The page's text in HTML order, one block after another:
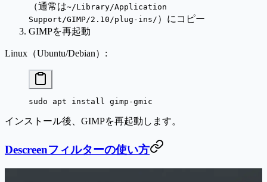
（通常は~/Library/Application
Support/GIMP/2.10/plug-ins/ ）にコピー
GIMPを再起動
Linux（Ubuntu/Debian）:
sudo apt install gimp-gmic
インストール後、GIMPを再起動します。
Descreenフィルターの使い方